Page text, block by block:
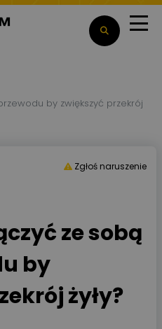
by zwiększyć przekrój
Zgłoś naruszenie
ze sobą
by
żyły?